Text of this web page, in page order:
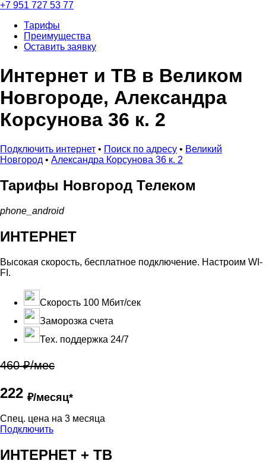
+7 951 727 53 77
Тарифы
Преимущества
Оставить заявку
Интернет и ТВ в Великом
Новгороде, Александра
Корсунова 36 к. 2
Подключить интернет • Поиск по адресу • Великий
Новгород • Александра Корсунова 36 к. 2
Тарифы Новгород Телеком
phone_android
ИНТЕРНЕТ
Высокая скорость, бесплатное подключение. Настроим WI-
FI.
Скорость 100 Мбит/сек
Заморозка счета
Тех. поддержка 24/7
460 ₽/мес
222 ₽/месяц*
Cпец. цена на 3 месяца
Подключить
ИНТЕРНЕТ + ТВ